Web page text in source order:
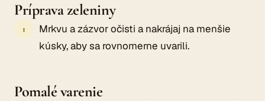
Príprava zeleniny
Mrkvu a zázvor očisti a nakrájaj na menšie
kúsky, aby sa rovnomerne uvarili.
Pomalé varenie